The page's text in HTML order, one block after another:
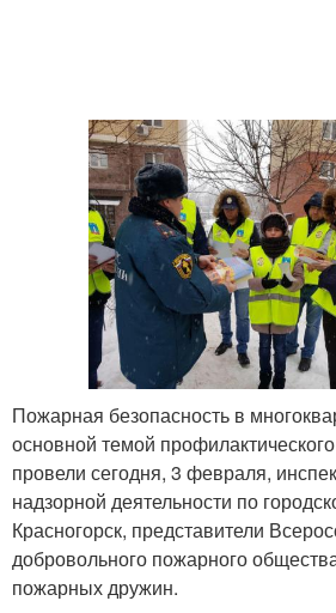
Пожарная безопасность в
основной темой
провели сегодня, 3 февраля,
надзорной деятельности по
Красногорск, представители
добровольного пожарного
пожарных дружин.